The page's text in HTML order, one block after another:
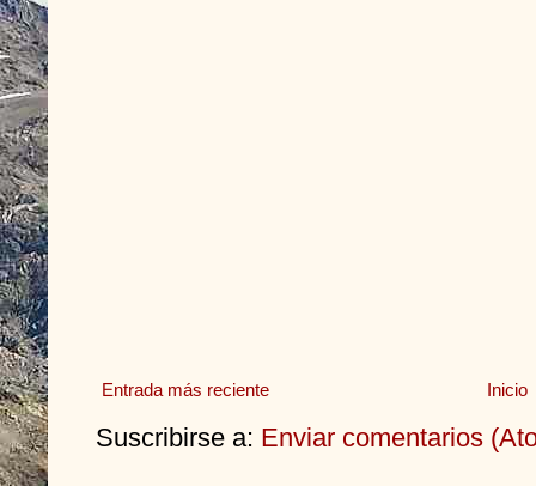
Entrada más reciente Inicio
Suscribirse a: Enviar comentarios